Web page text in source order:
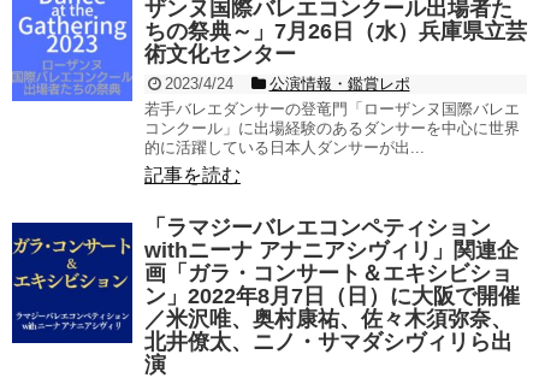
ザンヌ国際バレエコンクール出場者た
ちの祭典～」7月26日（水）兵庫県立芸
術文化センター
2023/4/24
公演情報・鑑賞レポ
若手バレエダンサーの登竜門「ローザンヌ国際バレエ
コンクール」に出場経験のあるダンサーを中心に世界
的に活躍している日本人ダンサーが出...
記事を読む
「ラマジーバレエコンペティション
withニーナ アナニアシヴィリ」関連企
画「ガラ・コンサート＆エキシビショ
ン」2022年8月7日（日）に大阪で開催
／米沢唯、奥村康祐、佐々木須弥奈、
北井僚太、ニノ・サマダシヴィリら出
演